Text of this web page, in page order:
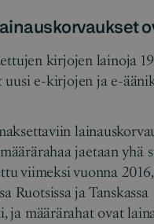
kirjojen lainoja
uusi e-kirjojen ja e-
jaetaan yhä
viimeksi vuonna
Ruotsissa ja Tanskassa
ja määrärahat ovat